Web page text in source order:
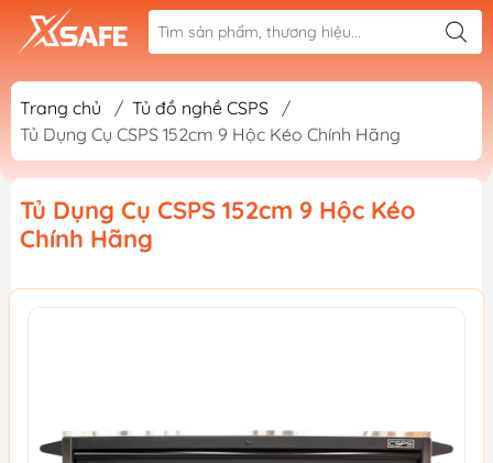
Trang chủ / Tủ đồ nghề CSPS
/
Tủ Dụng Cụ CSPS 152cm 9 Hộc Kéo Chính Hãng
Tủ Dụng Cụ CSPS 152cm 9 Hộc Kéo
Chính Hãng